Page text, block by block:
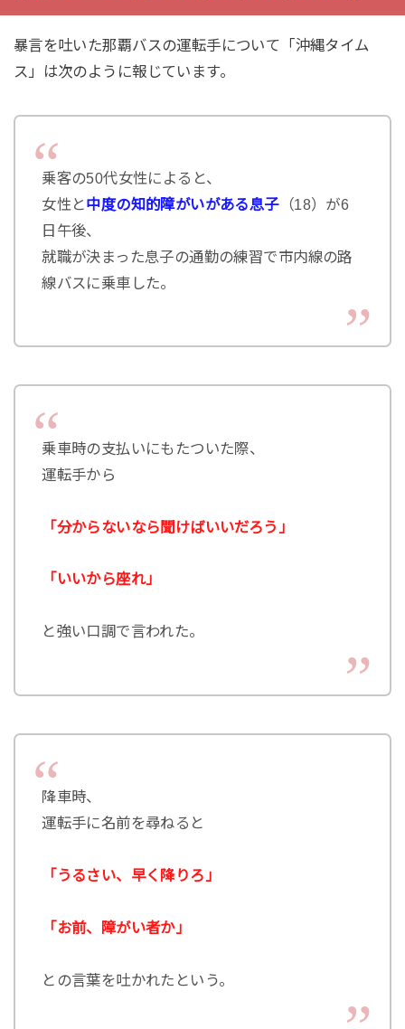
暴言を吐いた那覇バスの運転手について「沖縄タイム
ス」は次のように報じています。
乗客の50代女性によると、
女性と中度の知的障がいがある息子（18）が6
日午後、
就職が決まった息子の通勤の練習で市内線の路
線バスに乗車した。
乗車時の支払いにもたついた際、
運転手から
「分からないなら聞けばいいだろう」
「いいから座れ」
と強い口調で言われた。
降車時、
運転手に名前を尋ねると
「うるさい、早く降りろ」
「お前、障がい者か」
との言葉を吐かれたという。